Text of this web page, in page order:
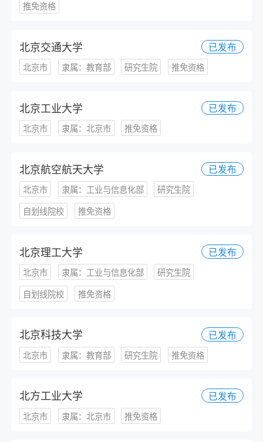
推免资格
北京交通大学 已发布
北京市 隶属：教育部 研究生院 推免资格
北京工业大学 已发布
北京市 隶属：北京市 推免资格
北京航空航天大学 已发布
北京市 隶属：工业与信息化部
研究生院
自划线院校
推免资格
北京理工大学 已发布
北京市 隶属：工业与信息化部
研究生院
自划线院校
推免资格
北京科技大学 已发布
北京市 隶属：教育部 研究生院 推免资格
北方工业大学 已发布
北京市 隶属：北京市 推免资格